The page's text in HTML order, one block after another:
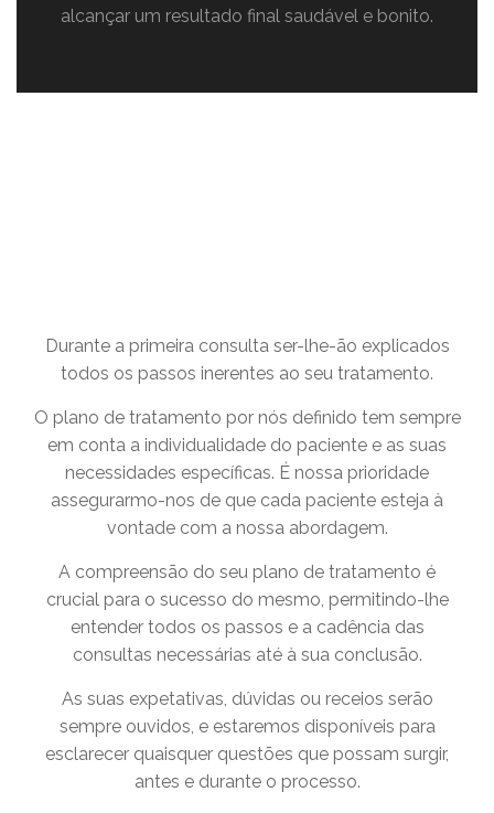
alcançar um resultado final saudável e bonito.
Durante a primeira consulta ser-lhe-ão explicados
todos os passos inerentes ao seu tratamento.
O plano de tratamento por nós definido tem sempre
em conta a individualidade do paciente e as suas
necessidades específicas. É nossa prioridade
assegurarmo-nos de que cada paciente esteja à
vontade com a nossa abordagem.
A compreensão do seu plano de tratamento é
crucial para o sucesso do mesmo, permitindo-lhe
entender todos os passos e a cadência das
consultas necessárias até à sua conclusão.
As suas expetativas, dúvidas ou receios serão
sempre ouvidos, e estaremos disponíveis para
esclarecer quaisquer questões que possam surgir,
antes e durante o processo.